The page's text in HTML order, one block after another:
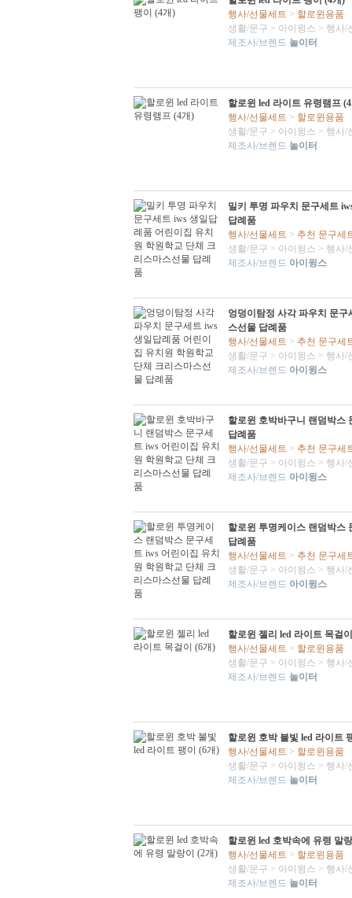
행사/선물세트 > 할로윈용품
생활/문구 > 아이윙스 > 행사/
제조사/브렌드 놀이터
할로윈 led 라이트 유령램프
행사/선물세트 > 할로윈용품
생활/문구 > 아이윙스 > 행사/
제조사/브렌드 놀이터
밀키 투명 파우치 문구세트
답례품
행사/선물세트 > 추천 문구세
생활/문구 > 아이윙스 > 행사/
제조사/브렌드 아이윙스
엉덩이탐정 사각 파우치 문
스선물 답례품
행사/선물세트 > 추천 문구세
생활/문구 > 아이윙스 > 행사/
제조사/브렌드 아이윙스
할로윈 호박바구니 랜덤박스
답례품
행사/선물세트 > 추천 문구세
생활/문구 > 아이윙스 > 행사/
제조사/브렌드 아이윙스
할로윈 투명케이스 랜덤박스
답례품
행사/선물세트 > 추천 문구세
생활/문구 > 아이윙스 > 행사/
제조사/브렌드 아이윙스
할로윈 젤리 led 라이트 목걸
행사/선물세트 > 할로윈용품
생활/문구 > 아이윙스 > 행사/
제조사/브렌드 놀이터
할로윈 호박 불빛 led 라이트
행사/선물세트 > 할로윈용품
생활/문구 > 아이윙스 > 행사/
제조사/브렌드 놀이터
할로윈 led 호박속에 유령 말
행사/선물세트 > 할로윈용품
생활/문구 > 아이윙스 > 행사/
제조사/브렌드 놀이터